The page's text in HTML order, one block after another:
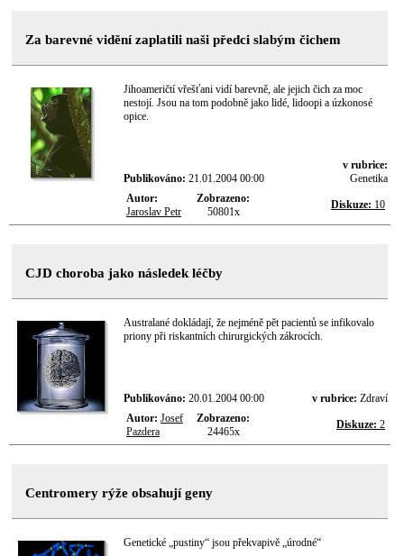
Za barevné vidění zaplatili naši předci slabým čichem
Jihoameričtí vřešťani vidí barevně, ale jejich čich za moc
nestojí. Jsou na tom podobně jako lidé, lidoopi a úzkonosé
opice.
Publikováno: 21.01.2004 00:00
v rubrice:
Genetika
Autor:
Jaroslav Petr
Zobrazeno:
50801x
Diskuze: 10
CJD choroba jako následek léčby
Australané dokládají, že nejméně pět pacientů se infikovalo
priony při riskantních chirurgických zákrocích.
Publikováno: 20.01.2004 00:00 v rubrice: Zdraví
Autor: Josef
Pazdera
Zobrazeno:
24465x
Diskuze: 2
Centromery rýže obsahují geny
Genetické „pustiny“ jsou překvapivě „úrodné“